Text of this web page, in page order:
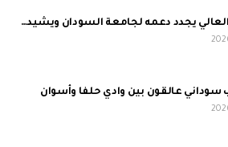
العالي يجدد دعمه لجامعة السودان ويشيد…